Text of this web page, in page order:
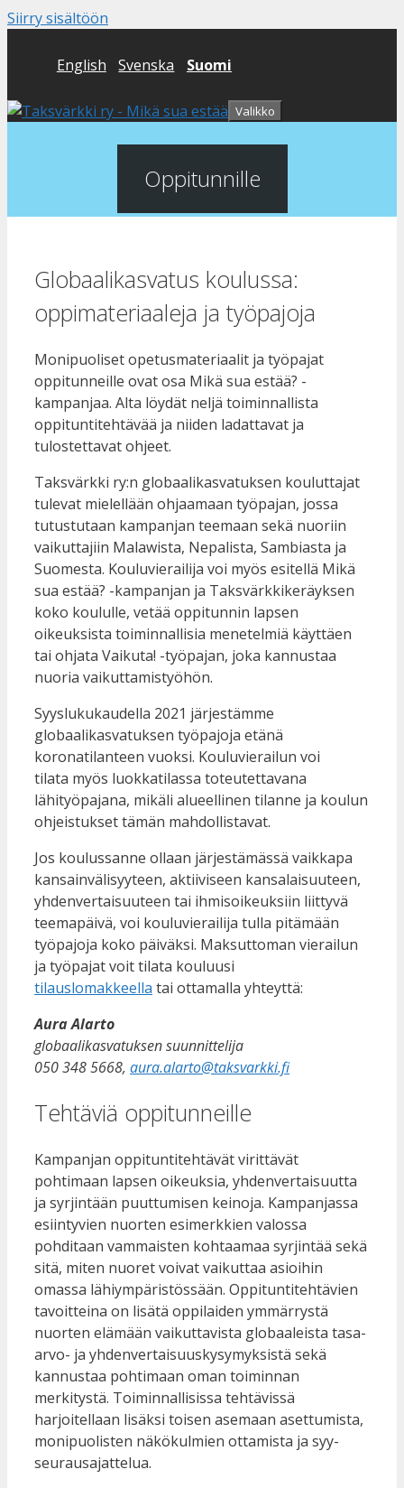
Siirry sisältöön
English Svenska Suomi
Valikko
Oppitunnille
Globaalikasvatus koulussa:
oppimateriaaleja ja työpajoja
Monipuoliset opetusmateriaalit ja työpajat
oppitunneille ovat osa Mikä sua estää? -
kampanjaa. Alta löydät neljä toiminnallista
oppituntitehtävää ja niiden ladattavat ja
tulostettavat ohjeet.
Taksvärkki ry:n globaalikasvatuksen kouluttajat
tulevat mielellään ohjaamaan työpajan, jossa
tutustutaan kampanjan teemaan sekä nuoriin
vaikuttajiin Malawista, Nepalista, Sambiasta ja
Suomesta. Kouluvierailija voi myös esitellä Mikä
sua estää? -kampanjan ja Taksvärkkikeräyksen
koko koululle, vetää oppitunnin lapsen
oikeuksista toiminnallisia menetelmiä käyttäen
tai ohjata Vaikuta! -työpajan, joka kannustaa
nuoria vaikuttamistyöhön.
Syyslukukaudella 2021 järjestämme
globaalikasvatuksen työpajoja etänä
koronatilanteen vuoksi. Kouluvierailun voi
tilata myös luokkatilassa toteutettavana
lähityöpajana, mikäli alueellinen tilanne ja koulun
ohjeistukset tämän mahdollistavat.
Jos koulussanne ollaan järjestämässä vaikkapa
kansainvälisyyteen, aktiiviseen kansalaisuuteen,
yhdenvertaisuuteen tai ihmisoikeuksiin liittyvä
teemapäivä, voi kouluvierailija tulla pitämään
työpajoja koko päiväksi. Maksuttoman vierailun
ja työpajat voit tilata kouluusi
tilauslomakkeella tai ottamalla yhteyttä:
Aura Alarto
globaalikasvatuksen suunnittelija
050 348 5668, aura.alarto@taksvarkki.fi
Tehtäviä oppitunneille
Kampanjan oppituntitehtävät virittävät
pohtimaan lapsen oikeuksia, yhdenvertaisuutta
ja syrjintään puuttumisen keinoja. Kampanjassa
esiintyvien nuorten esimerkkien valossa
pohditaan vammaisten kohtaamaa syrjintää sekä
sitä, miten nuoret voivat vaikuttaa asioihin
omassa lähiympäristössään. Oppituntitehtävien
tavoitteina on lisätä oppilaiden ymmärrystä
nuorten elämään vaikuttavista globaaleista tasa-
arvo- ja yhdenvertaisuuskysymyksistä sekä
kannustaa pohtimaan oman toiminnan
merkitystä. Toiminnallisissa tehtävissä
harjoitellaan lisäksi toisen asemaan asettumista,
monipuolisten näkökulmien ottamista ja syy-
seurausajattelua.